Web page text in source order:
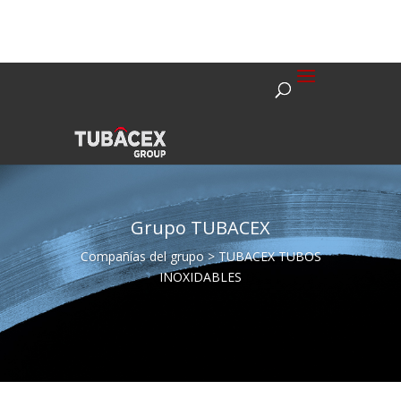
Grupo TUBACEX
Compañías del grupo > TUBACEX TUBOS
INOXIDABLES